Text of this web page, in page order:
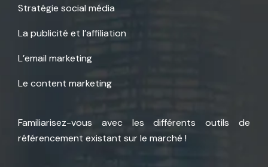
Stratégie social média
La publicité et l’affiliation
L’email marketing
Le content marketing
Familiarisez-vous avec les différents outils de
référencement existant sur le marché !